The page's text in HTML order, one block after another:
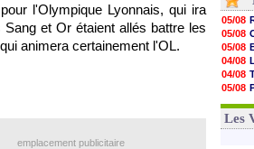
l'Olympique Lyonnais, qui ira
et Or étaient allés battre les
animera certainement l'OL.
emplacement publicitaire
05/08
05/08
05/08
05/08
05/08
05/08
05/08
05/08
05/08
05/08
05/08
05/08
04/08
04/08
05/08
04/08
Les